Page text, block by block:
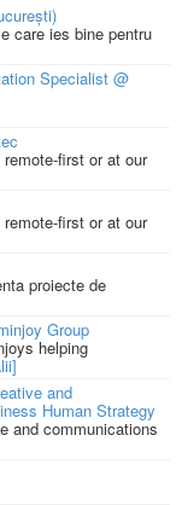
care ies bine pentru
Specialist @
first or at our
first or at our
proiecte de
Group
helping
and
Human Strategy
and communications